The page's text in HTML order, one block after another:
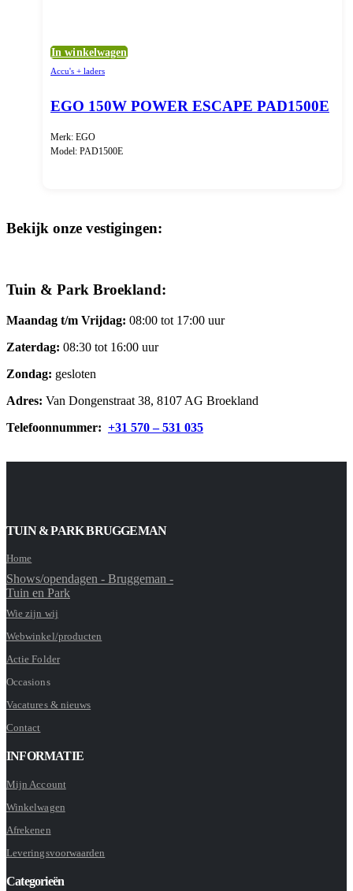
In winkelwagen
Accu's + laders
EGO 150W POWER ESCAPE PAD1500E
Merk: EGO
Model: PAD1500E
Bekijk onze vestigingen:
Tuin & Park Broekland:
Maandag t/m Vrijdag: 08:00 tot 17:00 uur
Zaterdag: 08:30 tot 16:00 uur
Zondag: gesloten
Adres: Van Dongenstraat 38, 8107 AG Broekland
Telefoonnummer: +31 570 – 531 035
TUIN & PARK BRUGGEMAN
Home
Shows/opendagen - Bruggeman -
Tuin en Park
Wie zijn wij
Webwinkel/producten
Actie Folder
Occasions
Vacatures & nieuws
Contact
INFORMATIE
Mijn Account
Winkelwagen
Afrekenen
Leveringsvoorwaarden
Categorieën